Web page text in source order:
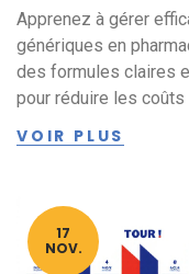
Apprenez à gérer
génériques en
des formules claires
pour réduire les
VOIR PLUS
17
NOV.